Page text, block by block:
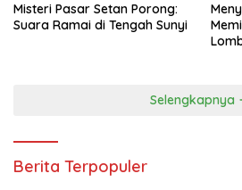
Misteri Pasar Setan Porong:
Suara Ramai di Tengah Sunyi
Selengkapnya
Berita Terpopuler